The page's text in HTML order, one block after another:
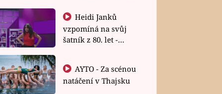
Heidi Janků
vzpomíná na svůj
šatník z 80. let -
natáčení v Thajsku